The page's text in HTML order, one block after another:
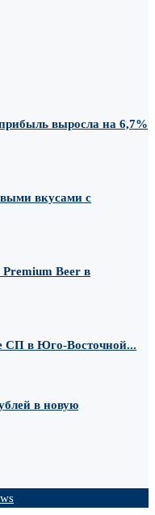
выросла на 6,7%
вкусами с
Beer в
СП в Юго-Восточной...
в новую